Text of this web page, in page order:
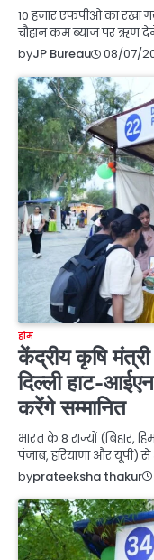
10 हजार एफपीओ का रखा
चौहान कम ब्याज पर ऋण
byJP Bureau 08/07/
होम
केंद्रीय कृषि मंत्री
दिल्ली हाट-
करेंगे सम्मानित
भारत के 8 राज्यों (बिहार,
पंजाब, हरियाणा और यूपी)
byprateeksha thakur